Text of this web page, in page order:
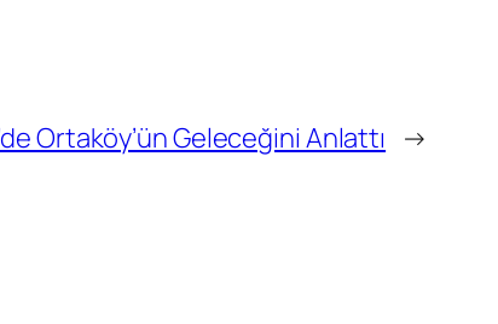
Ortaköy’ün Geleceğini Anlattı →